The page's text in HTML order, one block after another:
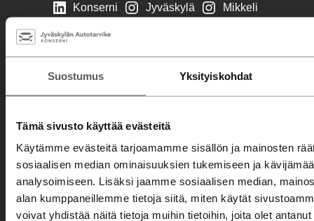
Suostumus Yksityiskohdat
Tämä sivusto käyttää evästeitä
Käytämme evästeitä tarjoamamme sisällön ja mainosten
sosiaalisen median ominaisuuksien tukemiseen ja
analysoimiseen. Lisäksi jaamme sosiaalisen median,
alan kumppaneillemme tietoja siitä, miten käytät
voivat yhdistää näitä tietoja muihin tietoihin, joita olet
Konserni Jyväskylä
Mikkeli
Automyynti
Autohaku
Kampanjat
Automyyjät
Autorahoitus
Etämyynnin ehdot